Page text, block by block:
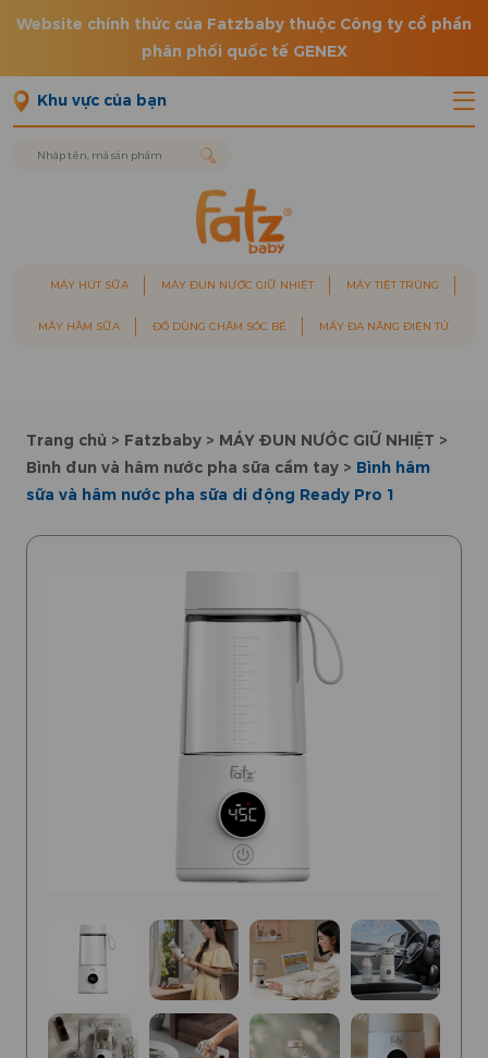
Website chính thức của Fatzbaby thuộc Công ty cổ phần
phân phối quốc tế GENEX
Khu vực của bạn
MÁY HÚT SỮA MÁY ĐUN NƯỚC GIỮ NHIỆT MÁY TIỆT TRÙNG
MÁY HÂM SỮA ĐỒ DÙNG CHĂM SÓC BÉ MÁY ĐA NĂNG ĐIỆN TỬ
Trang chủ > Fatzbaby > MÁY ĐUN NƯỚC GIỮ NHIỆT >
Bình đun và hâm nước pha sữa cầm tay > Bình hâm
sữa và hâm nước pha sữa di động Ready Pro 1